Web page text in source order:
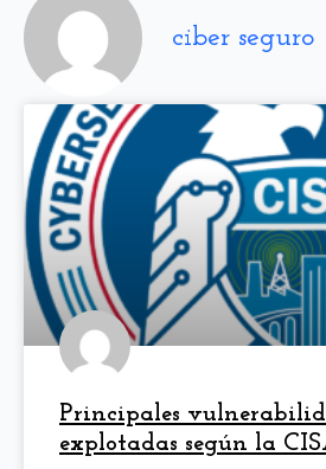
ciber seguro
Principales
explotadas según la